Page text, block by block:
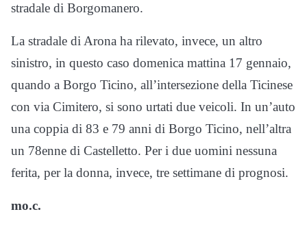
stradale di Borgomanero.
La stradale di Arona ha rilevato, invece, un altro
sinistro, in questo caso domenica mattina 17 gennaio,
quando a Borgo Ticino, all’intersezione della Ticinese
con via Cimitero, si sono urtati due veicoli. In un’auto
una coppia di 83 e 79 anni di Borgo Ticino, nell’altra
un 78enne di Castelletto. Per i due uomini nessuna
ferita, per la donna, invece, tre settimane di prognosi.
mo.c.